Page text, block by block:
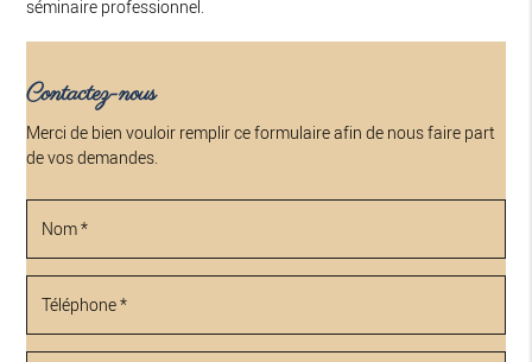
séminaire professionnel.
Contactez-nous
Merci de bien vouloir remplir ce formulaire afin de nous faire part
de vos demandes.